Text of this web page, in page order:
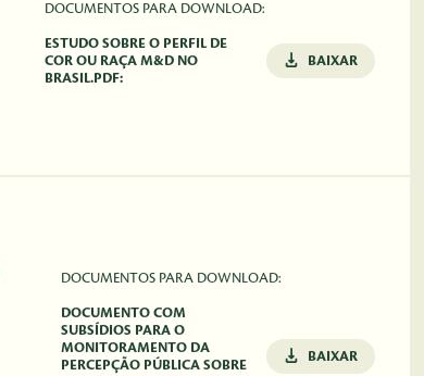
DOCUMENTOS PARA DOWNLOAD:
ESTUDO SOBRE O PERFIL DE
COR OU RAÇA M&D NO
BRASIL.PDF:
BAIXAR
DOCUMENTOS PARA DOWNLOAD:
DOCUMENTO COM
SUBSÍDIOS PARA O
MONITORAMENTO DA
PERCEPÇÃO PÚBLICA SOBRE
BAIXAR